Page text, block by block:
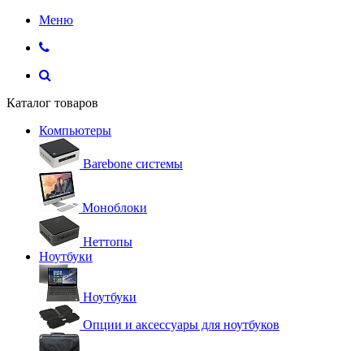
Меню
Каталог товаров
Компьютеры
Barebone системы
Моноблоки
Неттопы
Ноутбуки
Ноутбуки
Опции и аксессуары для ноутбуков